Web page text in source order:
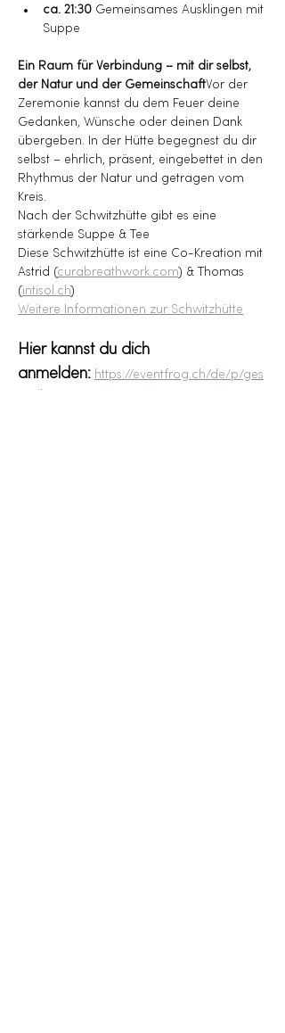
ca. 21:30 Gemeinsames Ausklingen mit
Suppe
Ein Raum für Verbindung – mit dir selbst,
der Natur und der GemeinschaftVor der
Zeremonie kannst du dem Feuer deine
Gedanken, Wünsche oder deinen Dank
übergeben. In der Hütte begegnest du dir
selbst – ehrlich, präsent, eingebettet in den
Rhythmus der Natur und getragen vom
Kreis.
Nach der Schwitzhütte gibt es eine
stärkende Suppe & Tee
Diese Schwitzhütte ist eine Co-Kreation mit
Astrid (curabreathwork.com) & Thomas
(intisol.ch)
Weitere Informationen zur Schwitzhütte
Hier kannst du dich
anmelden: https://eventfrog.ch/de/p/ges